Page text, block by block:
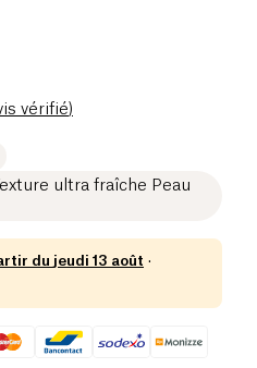
vérifié)
ultra fraîche Peau
du jeudi 13 août ·